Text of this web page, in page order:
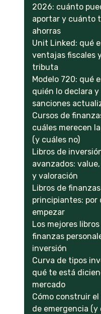
2026: cuánto
aportar y cuánto
ahorras
Unit Linked: qué
ventajas fiscales
tributa
Modelo 720: qué
quién lo declara y
sanciones
Cursos de
cuáles merecen
(y cuáles no)
Libros de
avanzados:
y valoración
Libros de
principiantes: por
empezar
Los mejores
finanzas
inversión
Curva de tipos
qué te está
mercado
Cómo construir
de emergencia (y